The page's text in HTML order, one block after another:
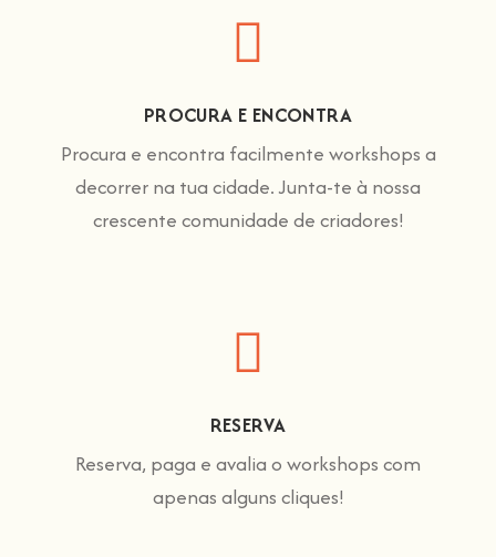
PROCURA E ENCONTRA
Procura e encontra facilmente workshops a
decorrer na tua cidade. Junta-te à nossa
crescente comunidade de criadores!
RESERVA
Reserva, paga e avalia o workshops com
apenas alguns cliques!